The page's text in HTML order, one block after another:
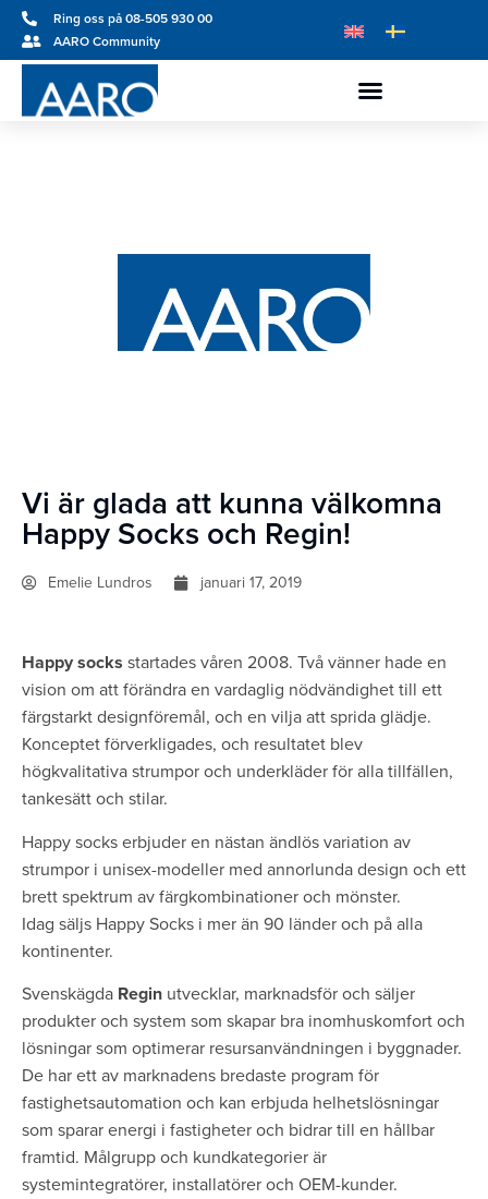
Ring oss på 08-505 930 00
AARO Community
Vi är glada att kunna välkomna
Happy Socks och Regin!
Emelie Lundros januari 17, 2019
Happy socks startades våren 2008. Två vänner hade en
vision om att förändra en vardaglig nödvändighet till ett
färgstarkt designföremål, och en vilja att sprida glädje.
Konceptet förverkligades, och resultatet blev
högkvalitativa strumpor och underkläder för alla tillfällen,
tankesätt och stilar.
Happy socks erbjuder en nästan ändlös variation av
strumpor i unisex-modeller med annorlunda design och ett
brett spektrum av färgkombinationer och mönster.
Idag säljs Happy Socks i mer än 90 länder och på alla
kontinenter.
Svenskägda Regin utvecklar, marknadsför och säljer
produkter och system som skapar bra inomhuskomfort och
lösningar som optimerar resursanvändningen i byggnader.
De har ett av marknadens bredaste program för
fastighetsautomation och kan erbjuda helhetslösningar
som sparar energi i fastigheter och bidrar till en hållbar
framtid. Målgrupp och kundkategorier är
systemintegratörer, installatörer och OEM-kunder.